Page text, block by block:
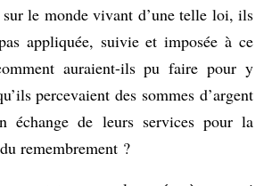
sur le monde vivant d’une telle loi, ils
appliquée, suivie et imposée à ce
auraient-ils pu faire pour y
percevaient des sommes d’argent
échange de leurs services pour la
remembrement ?